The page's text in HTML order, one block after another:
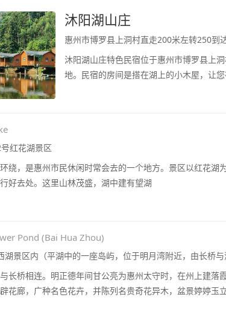
沐阳湖山庄
惠州市博罗县上洞村直走200米左转250到
沐阳湖山庄特色民宿位于惠州市博罗县上
地。民宿的房间是搭在湖上的小木屋，让
红花湖景区
绕，是惠州市民休闲时常会去的一个地方。景区以红花湖
好去处。这里山林茂盛，湖中建有望湖
Pond (Bai Hua Zhou)
景区内（平湖中的一座岛屿，位于明月湾附近，由长桥与
长桥相连。明正德年间甘公亮为惠州太守时，在州上建落
花廊，广种名色花卉，并陈列名贵奇花异木，盆景婷婷玉